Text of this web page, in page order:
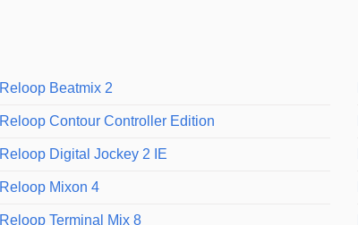
Reloop Beatmix 2
Reloop Contour Controller Edition
Reloop Digital Jockey 2 IE
Reloop Mixon 4
Reloop Terminal Mix 8